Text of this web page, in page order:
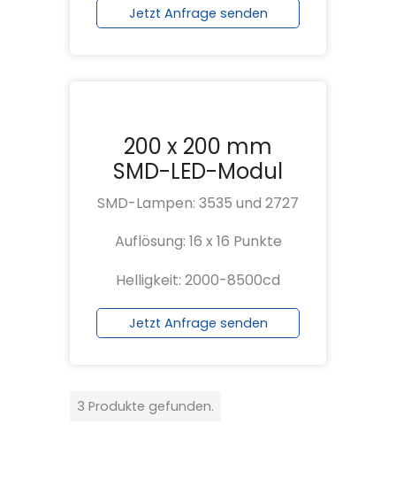
Jetzt Anfrage senden
200 x 200 mm
SMD-LED-Modul
SMD-Lampen: 3535 und 2727
Auflösung: 16 x 16 Punkte
Helligkeit: 2000-8500cd
Jetzt Anfrage senden
3 Produkte gefunden.